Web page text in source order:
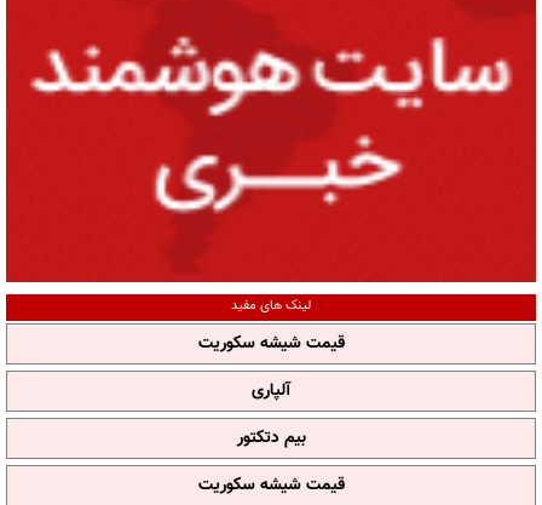
لینک های مفید
قیمت شیشه سکوریت
آلپاری
بیم دتکتور
قیمت شیشه سکوریت